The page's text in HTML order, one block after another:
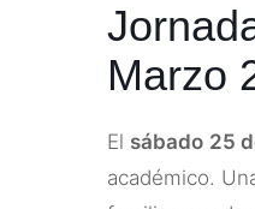
Marzo
El sábado 25
académico.